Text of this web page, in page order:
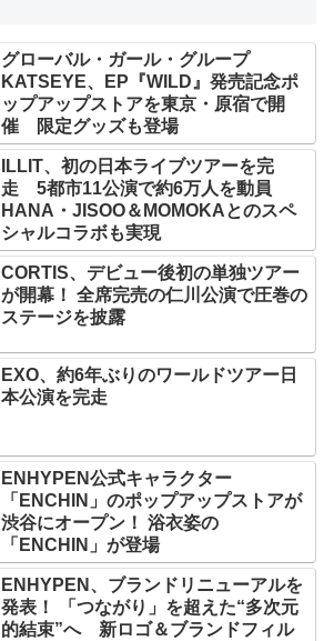
グローバル・ガール・グループ
KATSEYE、EP『WILD』発売記念ポ
ップアップストアを東京・原宿で開
催 限定グッズも登場
ILLIT、初の日本ライブツアーを完
走 5都市11公演で約6万人を動員
HANA・JISOO＆MOMOKAとのスペ
シャルコラボも実現
CORTIS、デビュー後初の単独ツアー
が開幕！ 全席完売の仁川公演で圧巻の
ステージを披露
EXO、約6年ぶりのワールドツアー日
本公演を完走
ENHYPEN公式キャラクター
「ENCHIN」のポップアップストアが
渋谷にオープン！ 浴衣姿の
「ENCHIN」が登場
ENHYPEN、ブランドリニューアルを
発表！ 「つながり」を超えた“多次元
的結束”へ 新ロゴ＆ブランドフィル